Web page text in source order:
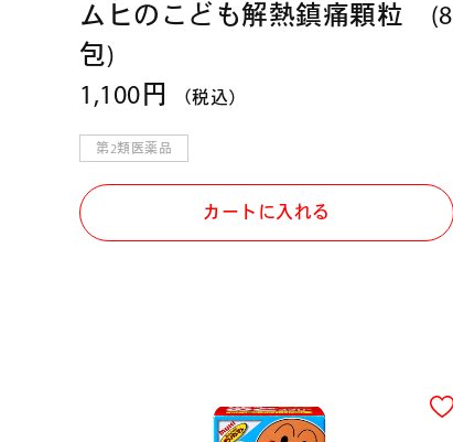
ムヒのこども解熱鎮痛顆粒 (8
包)
1,100円
（税込）
第2類医薬品
カートに入れる